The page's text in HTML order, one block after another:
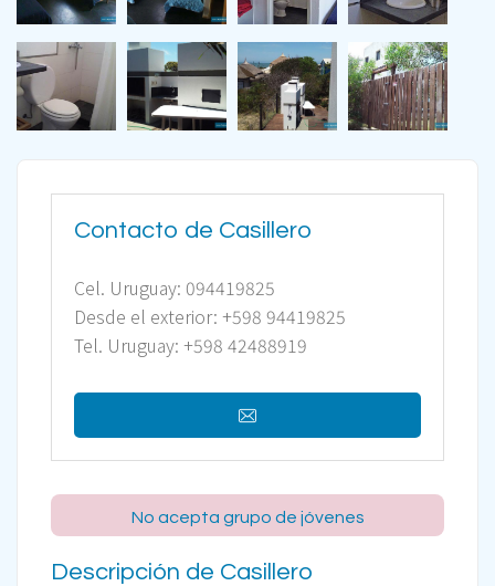
Contacto de Casillero
Cel. Uruguay: 094419825
Desde el exterior: +598 94419825
Tel. Uruguay: +598 42488919
No acepta grupo de jóvenes
Descripción de Casillero